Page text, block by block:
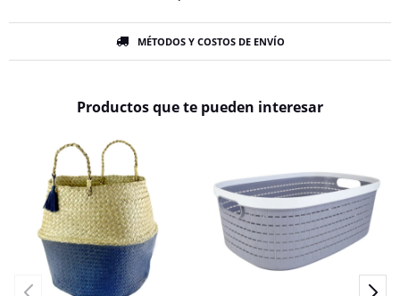
MÉTODOS Y COSTOS DE ENVÍO
Productos que te pueden interesar